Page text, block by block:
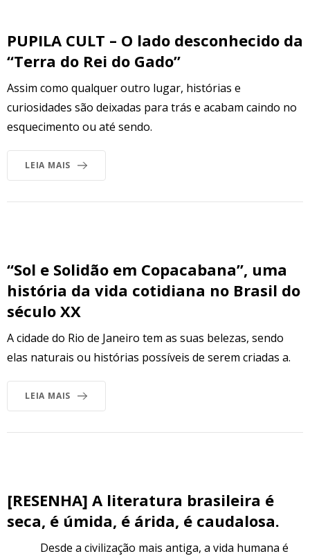
PUPILA CULT – O lado desconhecido da
“Terra do Rei do Gado”
Assim como qualquer outro lugar, histórias e
curiosidades são deixadas para trás e acabam caindo no
esquecimento ou até sendo.
LEIA MAIS
“Sol e Solidão em Copacabana”, uma
história da vida cotidiana no Brasil do
século XX
A cidade do Rio de Janeiro tem as suas belezas, sendo
elas naturais ou histórias possíveis de serem criadas a.
LEIA MAIS
[RESENHA] A literatura brasileira é
seca, é úmida, é árida, é caudalosa.
Desde a civilização mais antiga, a vida humana é